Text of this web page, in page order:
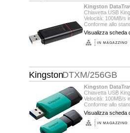
Kingston
Chiavetta USB
Velocità: 100MB/s
Conforme allo
Visualizza scheda
IN MAGAZZINO
KingstonDTXM/256GB
Kingston
Chiavetta USB
Velocità: 100MB/s
Conforme allo
Visualizza scheda
IN MAGAZZINO